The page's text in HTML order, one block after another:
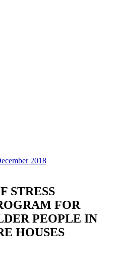
2018
STRESS
FOR
PEOPLE IN
HOUSES